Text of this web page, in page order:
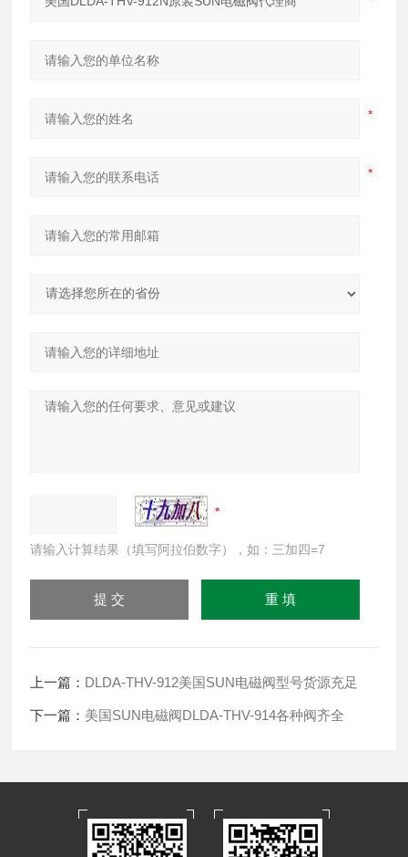
请输入计算结果（填写阿拉伯数字），如：三加四=7
上一篇： DLDA-THV-912美国SUN电磁阀型号货源充足
下一篇： 美国SUN电磁阀DLDA-THV-914各种阀齐全